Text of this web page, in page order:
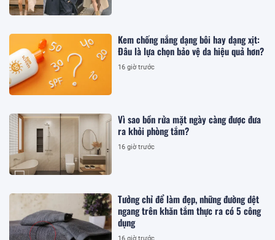
Kem chống nắng dạng bôi hay dạng xịt:
Đâu là lựa chọn bảo vệ da hiệu quả hơn?
16 giờ trước
Vì sao bồn rửa mặt ngày càng được đưa
ra khỏi phòng tắm?
16 giờ trước
Tưởng chỉ để làm đẹp, những đường dệt
ngang trên khăn tắm thực ra có 5 công
dụng